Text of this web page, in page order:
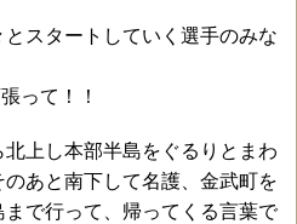
スタートしていく選手のみな
って！！
上し本部半島をぐるりとまわ
あと南下して名護、金武町を
で行って、帰ってくる言葉で